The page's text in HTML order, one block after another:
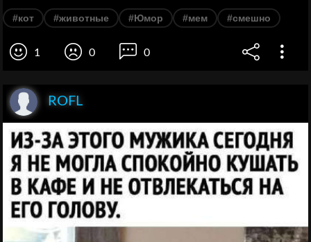
#кот #животные #Юмор #мем #смешно
1 0 0
ROFL